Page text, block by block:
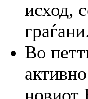
исход,
граѓани.
Во
новиот